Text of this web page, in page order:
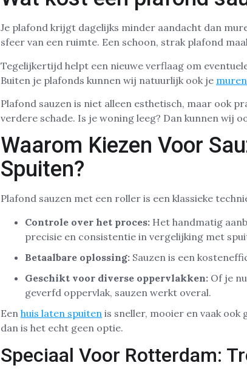
Je plafond krijgt dagelijks minder aandacht dan
sfeer van een ruimte. Een schoon, strak plafond
Tegelijkertijd helpt een nieuwe verflaag om
Buiten je plafonds kunnen wij natuurlijk ook je
Plafond sauzen is niet alleen esthetisch, maar ook
verdere schade. Is je woning leeg? Dan kunnen wij
Waarom Kiezen Voor
Spuiten?
Plafond sauzen met een roller is een klassieke
Controle over het proces: Het handmatig
precisie en consistentie in vergelijking met
Betaalbare oplossing: Sauzen is een
Geschikt voor diverse oppervlakken: Of je
geverfd oppervlak, sauzen werkt overal.
Een huis laten spuiten is sneller, mooier en vaak
dan is het echt geen optie.
Speciaal Voor Rotterdam: